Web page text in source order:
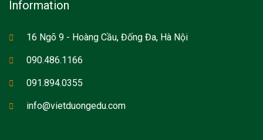
Information
16 Ngõ 9 - Hoàng Cầu, Đống Đa, Hà Nội
090.486.1166
091.894.0355
info@vietduongedu.com